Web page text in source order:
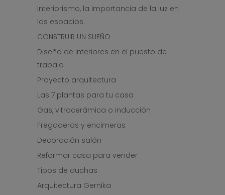
Interiorismo, la importancia de la luz en
los espacios.
CONSTRUIR UN SUEÑO
Diseño de interiores en el puesto de
trabajo
Proyecto arquitectura
Las 7 plantas para tu casa
Gas, vitrocerámica o inducción
Fregaderos y encimeras
Decoración salón
Reformar casa para vender
Tipos de duchas
Arquitectura Gernika